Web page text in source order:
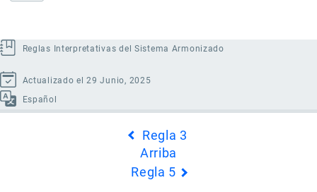
Reglas Interpretativas del Sistema Armonizado
Actualizado el 29 Junio, 2025
Español
Regla 3
Arriba
Regla 5